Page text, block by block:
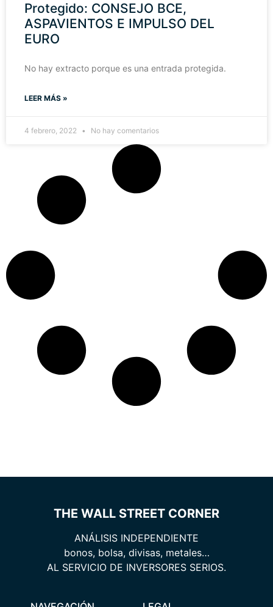
Protegido: CONSEJO BCE,
ASPAVIENTOS E IMPULSO DEL
EURO
No hay extracto porque es una entrada protegida.
LEER MÁS »
4 febrero, 2022 No hay comentarios
THE WALL STREET CORNER
ANÁLISIS INDEPENDIENTE
bonos, bolsa, divisas, metales…
AL SERVICIO DE INVERSORES SERIOS.